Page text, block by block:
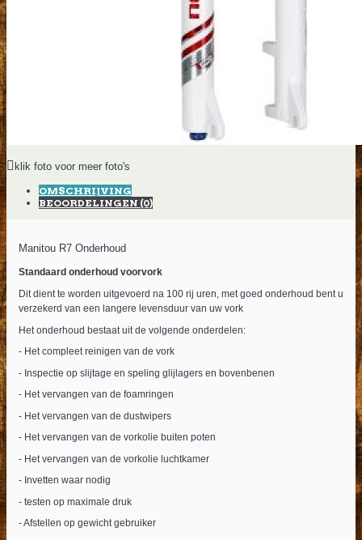
klik foto voor meer foto's
OMSCHRIJVING
BEOORDELINGEN (0)
Manitou R7 Onderhoud
Standaard onderhoud voorvork
Dit dient te worden uitgevoerd na 100 rij uren, met goed onderhoud bent u
verzekerd van een langere levensduur van uw vork
Het onderhoud bestaat uit de volgende onderdelen:
- Het compleet reinigen van de vork
- Inspectie op slijtage en speling glijlagers en bovenbenen
- Het vervangen van de foamringen
- Het vervangen van de dustwipers
- Het vervangen van de vorkolie buiten poten
- Het vervangen van de vorkolie luchtkamer
- Invetten waar nodig
- testen op maximale druk
- Afstellen op gewicht gebruiker